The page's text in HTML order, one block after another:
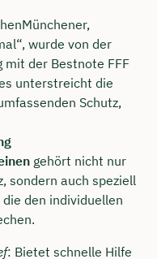
wurde von der
mit der Bestnote FFF
unterstreicht die
Schutz,
gehört nicht nur
sondern auch speziell
den individuellen
: Bietet schnelle Hilfe